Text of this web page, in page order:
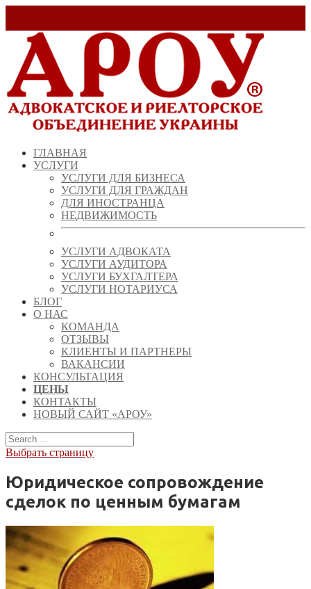
ГЛАВНАЯ
УСЛУГИ
УСЛУГИ ДЛЯ БИЗНЕСА
УСЛУГИ ДЛЯ ГРАЖДАН
ДЛЯ ИНОСТРАНЦА
НЕДВИЖИМОСТЬ
УСЛУГИ АДВОКАТА
УСЛУГИ АУДИТОРА
УСЛУГИ БУХГАЛТЕРА
УСЛУГИ НОТАРИУСА
БЛОГ
О НАС
КОМАНДА
ОТЗЫВЫ
КЛИЕНТЫ И ПАРТНЕРЫ
ВАКАНСИИ
КОНСУЛЬТАЦИЯ
ЦЕНЫ
КОНТАКТЫ
НОВЫЙ САЙТ «АРОУ»
Выбрать страницу
Юридическое сопровождение
сделок по ценным бумагам